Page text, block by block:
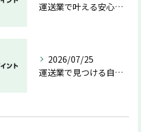
運送業で叶える安心と成長のキャリア
2026/07/25
運送業で見つける自分らしい働き方と安定の未来